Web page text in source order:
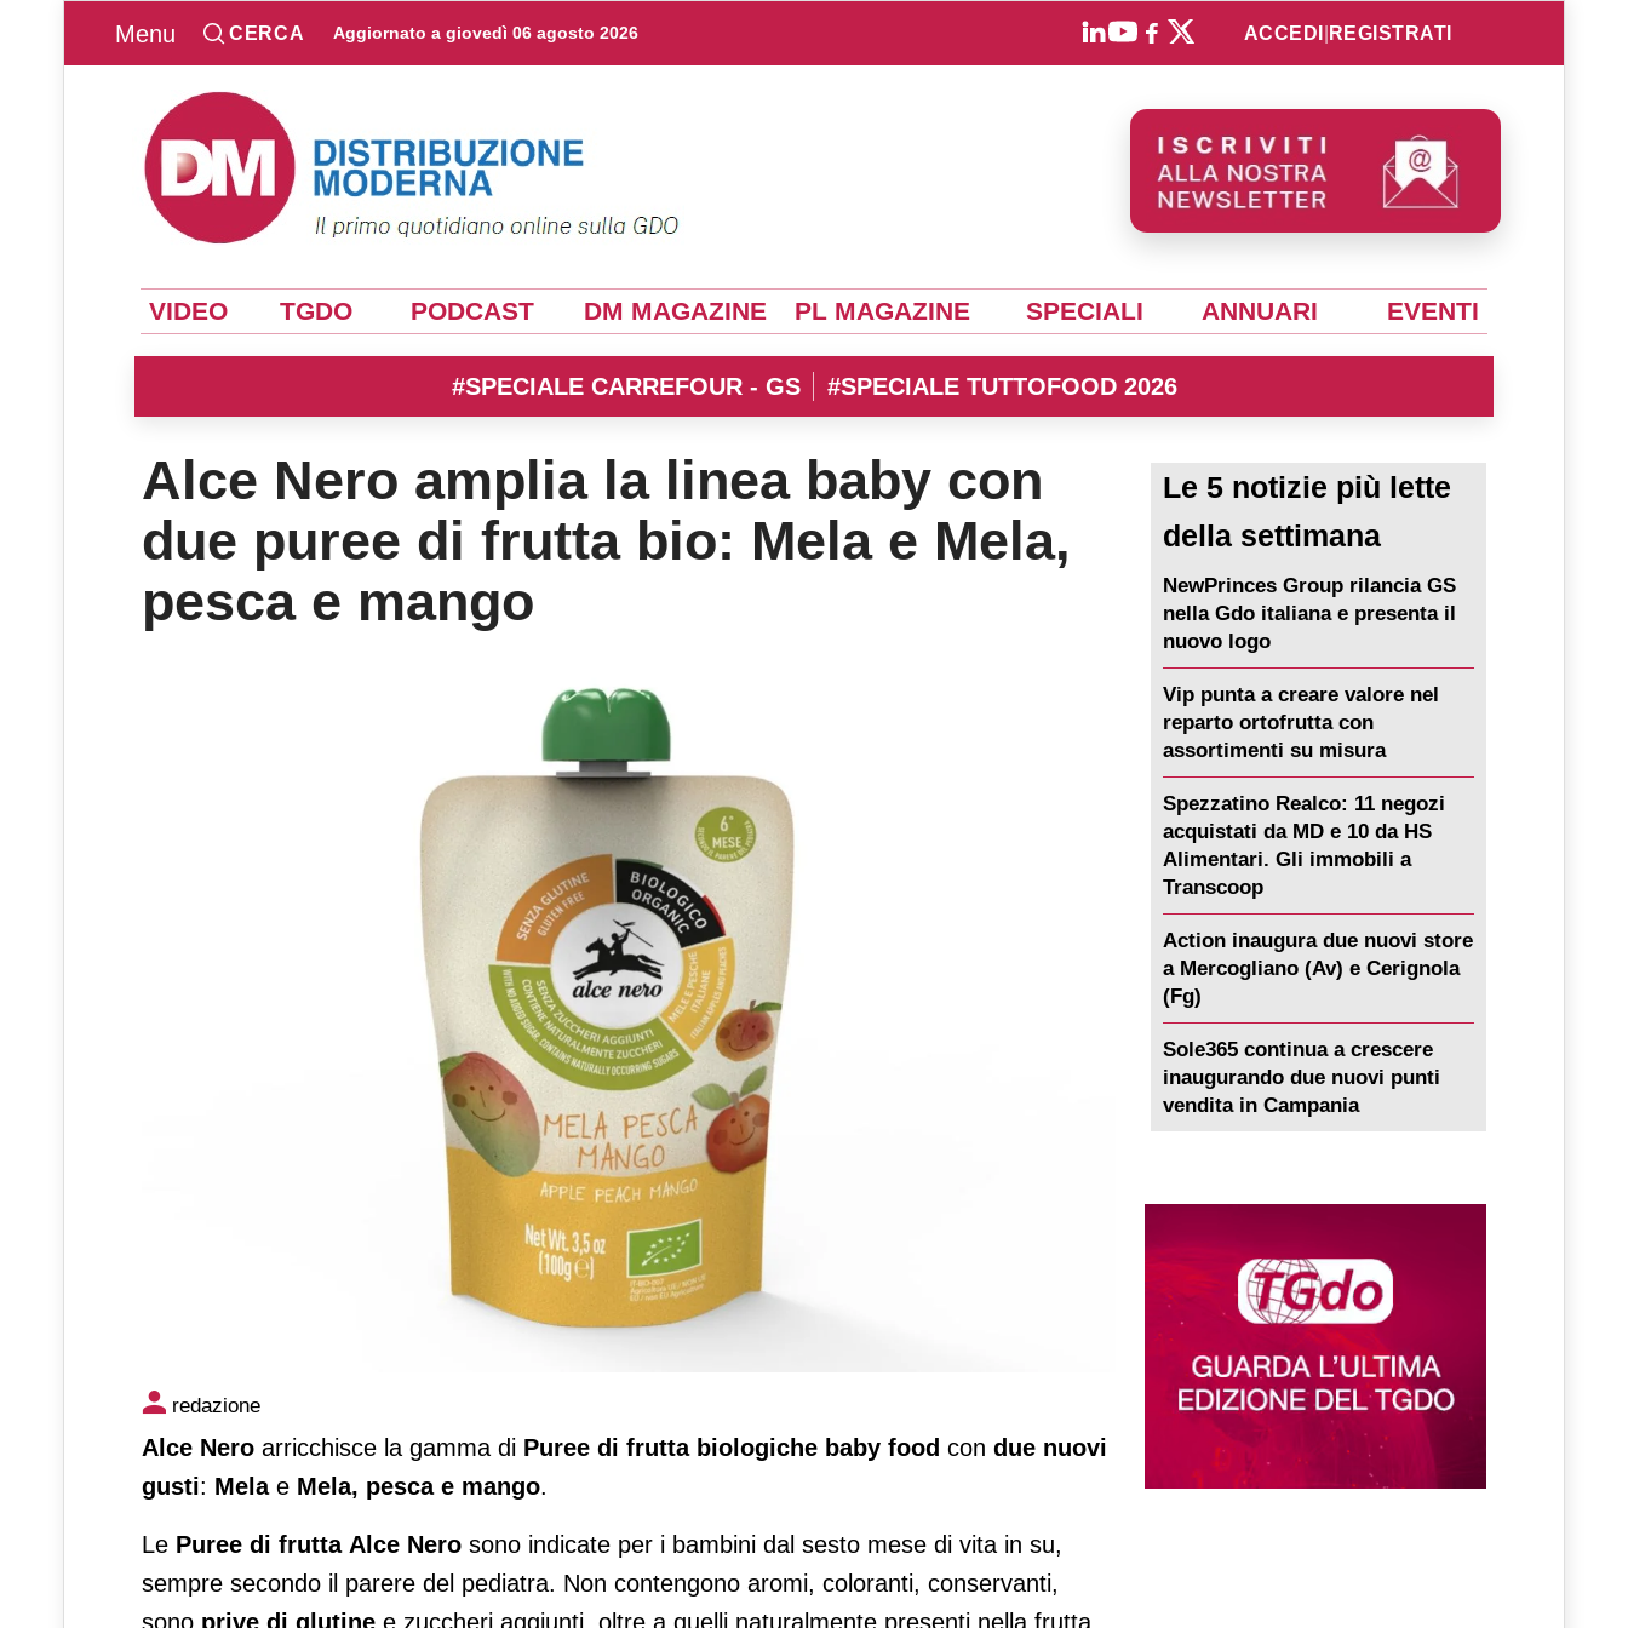
Menu CERCA Aggiornato a giovedì 06 agosto 2026 ACCEDI REGISTRATI
VIDEO TGDO PODCAST DM MAGAZINE PL MAGAZINE SPECIALI ANNUARI EVENTI
#SPECIALE CARREFOUR - GS #SPECIALE TUTTOFOOD 2026
Alce Nero amplia la linea baby con
due puree di frutta bio: Mela e Mela,
pesca e mango
Alce Nero amplia la linea baby con due puree di frutta bio: Mela e
Mela, pesca e mango
redazione
Alce Nero arricchisce la gamma di Puree di fruttabiologiche baby food con due nuovi
gusti: Mela e Mela, pesca e mango.
Le Puree di frutta Alce Nero sono indicate per i bambini dal sesto mese di vita in su,
sempre secondo il parere del pediatra. Non contengono aromi, coloranti, conservanti,
sono prive di glutine e zuccheri aggiunti, oltre a quelli naturalmente presenti nella frutta.
Le 5 notizie più lette
della settimana
NewPrinces Group rilancia GS
nella Gdo italiana e presenta il
nuovo logo
Vip punta a creare valore nel
reparto ortofrutta con
assortimenti su misura
Spezzatino Realco: 11 negozi
acquistati da MD e 10 da HS
Alimentari. Gli immobili a
Transcoop
Action inaugura due nuovi store
a Mercogliano (Av) e Cerignola
(Fg)
Sole365 continua a crescere
inaugurando due nuovi punti
vendita in Campania